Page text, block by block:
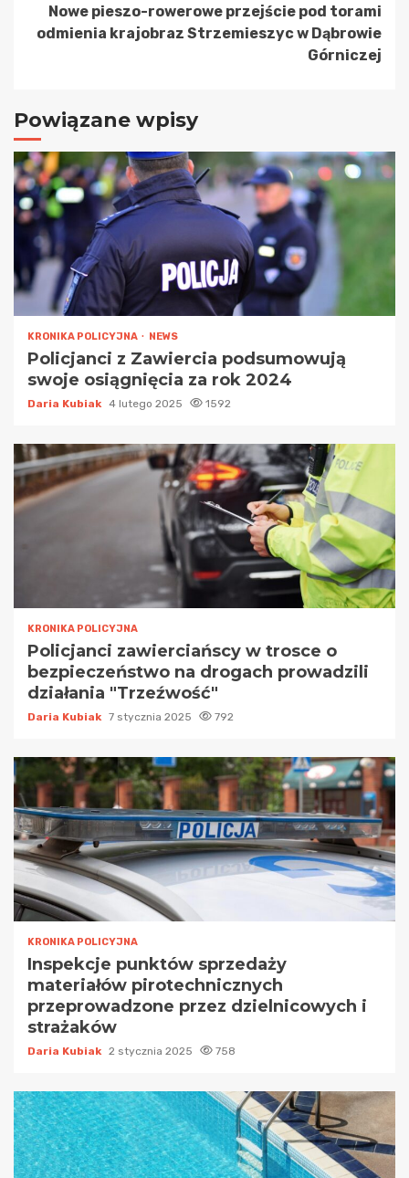
Nowe pieszo-rowerowe przejście pod torami
odmienia krajobraz Strzemieszyc w Dąbrowie
Górniczej
Powiązane wpisy
KRONIKA POLICYJNA NEWS
Policjanci z Zawiercia podsumowują
swoje osiągnięcia za rok 2024
Daria Kubiak 4 lutego 2025 1592
KRONIKA POLICYJNA
Policjanci zawierciańscy w trosce o
bezpieczeństwo na drogach prowadzili
działania "Trzeźwość"
Daria Kubiak 7 stycznia 2025 792
KRONIKA POLICYJNA
Inspekcje punktów sprzedaży
materiałów pirotechnicznych
przeprowadzone przez dzielnicowych i
strażaków
Daria Kubiak 2 stycznia 2025 758